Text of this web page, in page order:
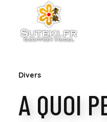
Divers
A QUOI